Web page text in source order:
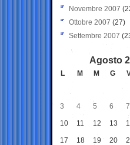
Novembre 2007
Ottobre 2007 (27)
Settembre 2007
Agosto
L M M G
3 4 5 6 7
10 11 12 13
17 18 19 20